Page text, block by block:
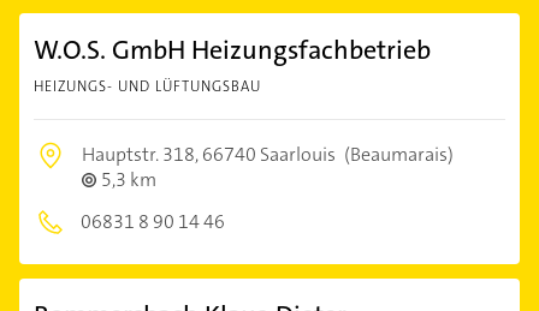
W.O.S. GmbH Heizungsfachbetrieb
HEIZUNGS- UND LÜFTUNGSBAU
Hauptstr. 318,66740 Saarlouis (Beaumarais)
5,3 km
06831 8 90 14 46